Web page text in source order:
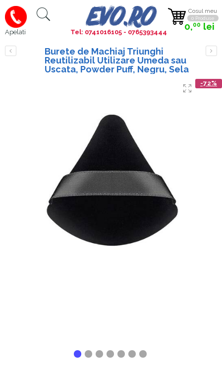
Apelati
Cosul meu
0 Produse
0,00 lei
Tel: 0741016105 - 0765393444
Burete de Machiaj Triunghi
Reutilizabil Utilizare Umeda sau
Uscata, Powder Puff, Negru, Sela
-72%